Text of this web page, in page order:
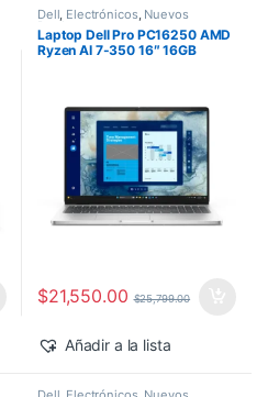
Dell, Electrónicos, Nuevos
Productos
Laptop Dell Pro PC16250 AMD
Ryzen AI 7-350 16″ 16GB
$21,550.00 $25,799.00
Añadir a la lista